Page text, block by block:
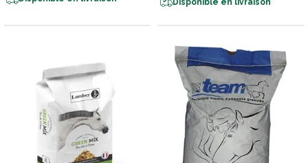
Disponible en livraison